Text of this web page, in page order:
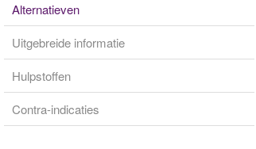
Alternatieven
Uitgebreide informatie
Hulpstoffen
Contra-indicaties